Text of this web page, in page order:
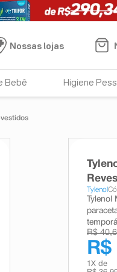
Nossas lojas
Bebê Higiene
Tylenol
Tylenol
R$
1 X de